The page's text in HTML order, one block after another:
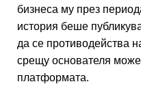
бизнеса му през
история беше
да се противодейства
срещу основателя
платформата.